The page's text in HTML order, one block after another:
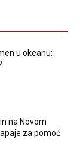
u okeanu:
na Novom
za pomoć